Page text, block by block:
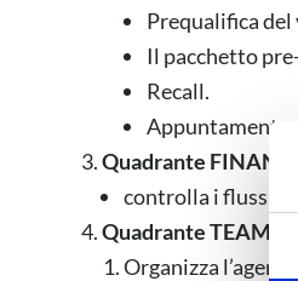
Prequalifica
Il pacchetto
Recall.
Appuntamento
Quadrante FINANCE:
controlla i flussi di
Quadrante TEAM:
Organizza